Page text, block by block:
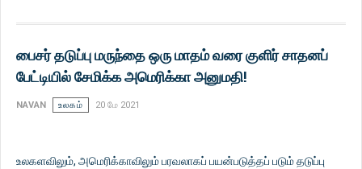
பைசர் தடுப்பு மருந்தை ஒரு மாதம் வரை குளிர் சாதனப்
பேட்டியில் சேமிக்க அமெரிக்கா அனுமதி!
NAVAN உலகம் 20 மே 2021
உலகளவிலும், அமெரிக்காவிலும் பரவலாகப் பயன்படுத்தப் படும் தடுப்பு